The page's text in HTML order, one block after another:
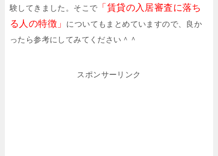
験してきました。そこで
「賃貸の入居審査に落ち
る人の特徴」
についてもまとめていますので、良か
ったら参考にしてみてください＾＾
スポンサーリンク